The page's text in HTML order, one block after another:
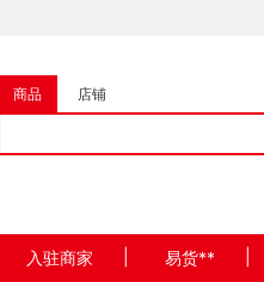
商品 店铺
入驻商家 易货**